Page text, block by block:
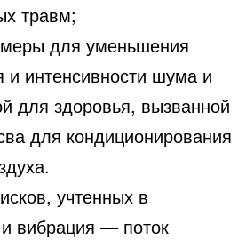
травм;
для уменьшения
и интенсивности шума и
для здоровья, вызванной
для кондиционирования
учтенных в
вибрация — поток